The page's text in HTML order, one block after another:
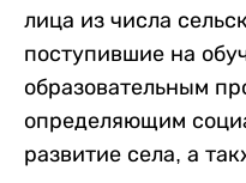
лица из числа
поступившие на
образовательным
определяющим
развитие села, а